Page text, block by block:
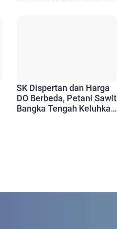
SK Dispertan dan Harga
DO Berbeda, Petani Sawit
Bangka Tengah Keluhkan